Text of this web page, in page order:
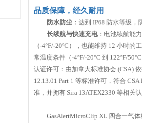
品质保障，经久耐用
防水防尘 ：达到 IP68 防水等级，
长续航与快速充电：电池续航能
（-4°F/-20°C ），也能维持 12 小时的
常温度条件（-4°F/-20°C 到 122°F/50°C
认证许可：由加拿大标准协会 (CSA)
12.13.01 Part 1 等标准许可，符合 CSA
准，并拥有 Sira 13ATEX2330 等相关
GasAlertMicroClip XL 四合一气